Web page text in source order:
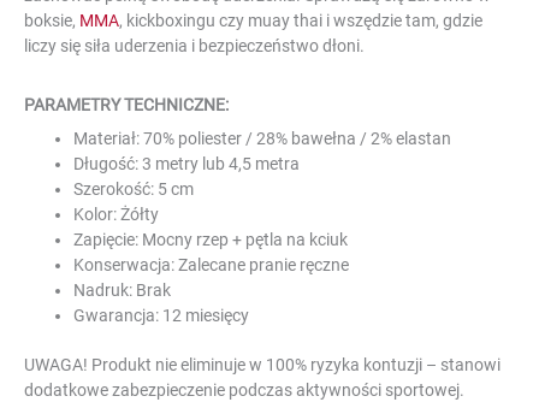
boksie, MMA, kickboxingu czy muay thai i wszędzie tam, gdzie
liczy się siła uderzenia i bezpieczeństwo dłoni.
PARAMETRY TECHNICZNE:
Materiał: 70% poliester / 28% bawełna / 2% elastan
Długość: 3 metry lub 4,5 metra
Szerokość: 5 cm
Kolor: Żółty
Zapięcie: Mocny rzep + pętla na kciuk
Konserwacja: Zalecane pranie ręczne
Nadruk: Brak
Gwarancja: 12 miesięcy
UWAGA! Produkt nie eliminuje w 100% ryzyka kontuzji – stanowi
dodatkowe zabezpieczenie podczas aktywności sportowej.